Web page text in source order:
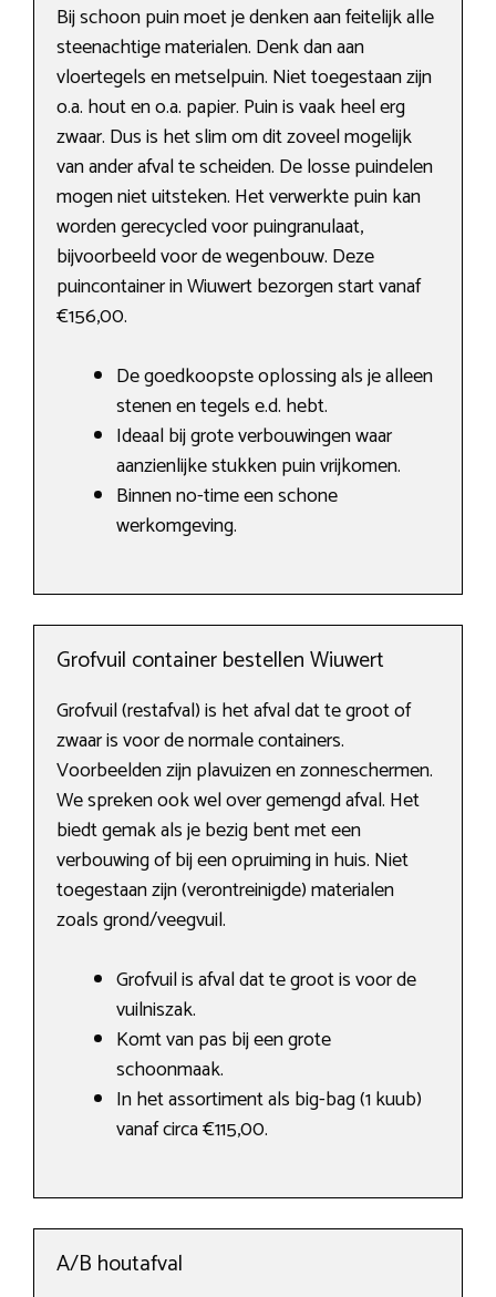
Bij schoon puin moet je denken aan feitelijk alle
steenachtige materialen. Denk dan aan
vloertegels en metselpuin. Niet toegestaan zijn
o.a. hout en o.a. papier. Puin is vaak heel erg
zwaar. Dus is het slim om dit zoveel mogelijk
van ander afval te scheiden. De losse puindelen
mogen niet uitsteken. Het verwerkte puin kan
worden gerecycled voor puingranulaat,
bijvoorbeeld voor de wegenbouw. Deze
puincontainer in Wiuwert bezorgen start vanaf
€156,00.
De goedkoopste oplossing als je alleen
stenen en tegels e.d. hebt.
Ideaal bij grote verbouwingen waar
aanzienlijke stukken puin vrijkomen.
Binnen no-time een schone
werkomgeving.
Grofvuil container bestellen Wiuwert
Grofvuil (restafval) is het afval dat te groot of
zwaar is voor de normale containers.
Voorbeelden zijn plavuizen en zonneschermen.
We spreken ook wel over gemengd afval. Het
biedt gemak als je bezig bent met een
verbouwing of bij een opruiming in huis. Niet
toegestaan zijn (verontreinigde) materialen
zoals grond/veegvuil.
Grofvuil is afval dat te groot is voor de
vuilniszak.
Komt van pas bij een grote
schoonmaak.
In het assortiment als big-bag (1 kuub)
vanaf circa €115,00.
A/B houtafval